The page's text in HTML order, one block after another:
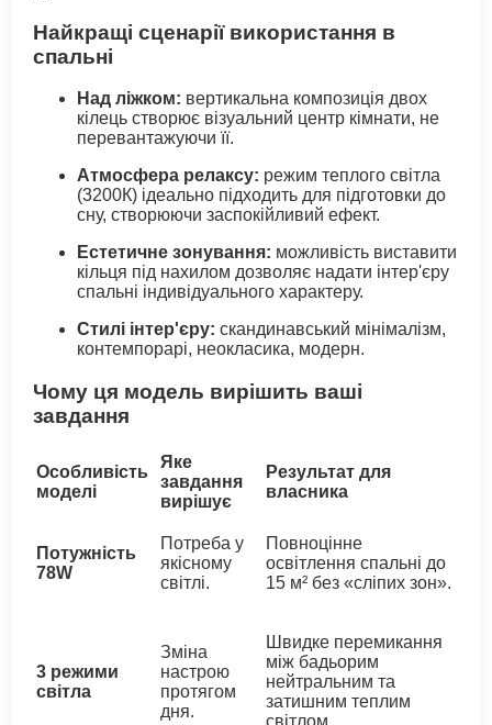
Найкращі сценарії використання в
спальні
Над ліжком: вертикальна композиція двох
кілець створює візуальний центр кімнати, не
перевантажуючи її.
Атмосфера релаксу: режим теплого світла
(3200К) ідеально підходить для підготовки до
сну, створюючи заспокійливий ефект.
Естетичне зонування: можливість виставити
кільця під нахилом дозволяє надати інтер'єру
спальні індивідуального характеру.
Стилі інтер'єру: скандинавський мінімалізм,
контемпорарі, неокласика, модерн.
Чому ця модель вирішить ваші
завдання
Особливість
моделі
Яке
завдання
вирішує
Результат для
власника
Потужність
78W
Потреба у
якісному
світлі.
Повноцінне
освітлення спальні до
15 м² без «сліпих зон».
3 режими
світла
Зміна
настрою
протягом
дня.
Швидке перемикання
між бадьорим
нейтральним та
затишним теплим
світлом.